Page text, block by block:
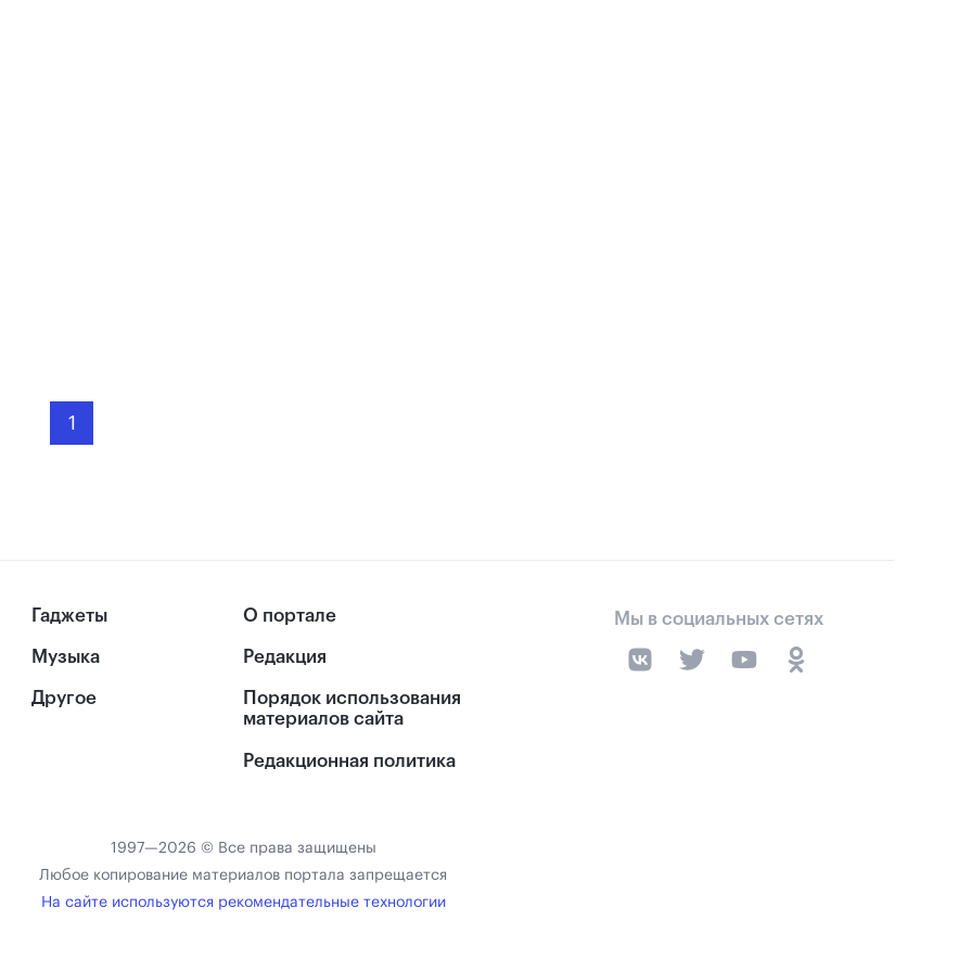
1
Гаджеты
Музыка
Другое
О портале
Редакция
Порядок использования
материалов сайта
Редакционная политика
Мы в социальных сетях
1997—2026 © Все права защищены
Любое копирование материалов портала запрещается
На сайте используются рекомендательные технологии